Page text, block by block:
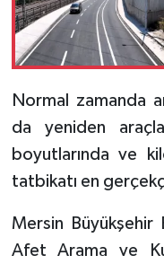
Normal zamanda
da yeniden
boyutlarında ve
tatbikatı en
Mersin
Afet Arama ve